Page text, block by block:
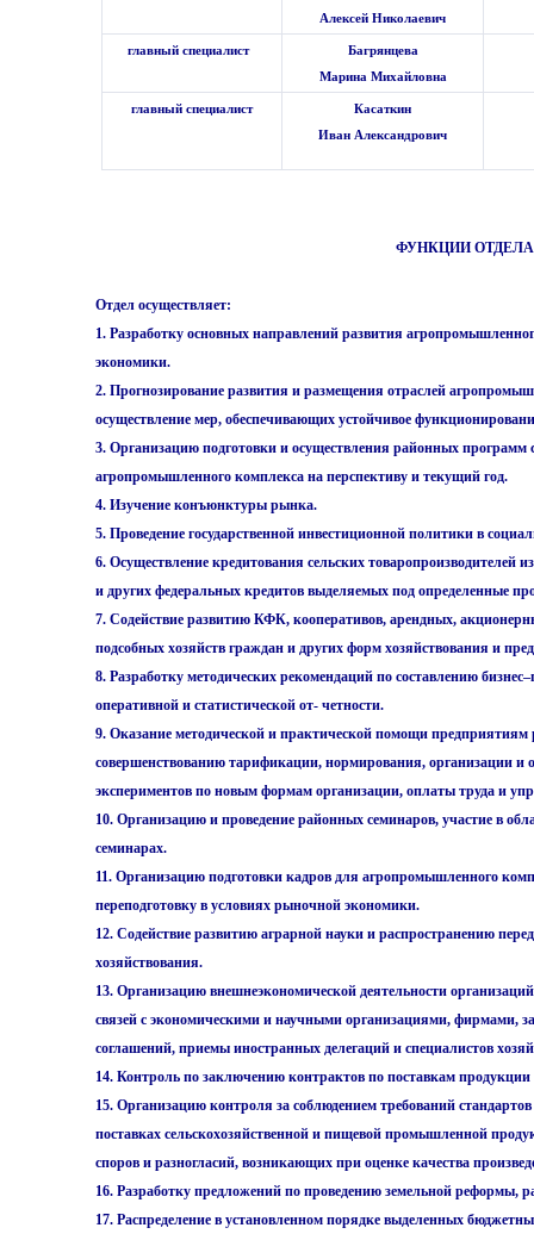
Алексей Николаевич
главный специалист
Багрянцева
Марина Михайловна
главный специалист
Касаткин
Иван Александрович
ФУНКЦИИ
Отдел осуществляет:
1. Разработку основных направлений развития
экономики.
2. Прогнозирование развития и размещения отраслей
осуществление мер, обеспечивающих устойчивое
3. Организацию подготовки и осуществления районных программ
агропромышленного комплекса на перспективу и текущий год.
4. Изучение конъюнктуры рынка.
5. Проведение государственной инвестиционной политики в
6. Осуществление кредитования сельских товаропроизводителей
и других федеральных кредитов выделяемых под определенные
7. Содействие развитию КФК, кооперативов, арендных,
подсобных хозяйств граждан и других форм хозяйствования и
8. Разработку методических рекомендаций по составлению
оперативной и статистической от- четности.
9. Оказание методической и практической помощи предприятиям
совершенствованию тарификации, нормирования, организации и
экспериментов по новым формам организации, оплаты труда и
10. Организацию и проведение районных семинаров, участие в
семинарах.
11. Организацию подготовки кадров для агропромышленного
переподготовку в условиях рыночной экономики.
12. Содействие развитию аграрной науки и распространению
хозяйствования.
13. Организацию внешнеэкономической деятельности
связей с экономическими и научными организациями, фирмами,
соглашений, приемы иностранных делегаций и специалистов
14. Контроль по заключению контрактов по поставкам
15. Организацию контроля за соблюдением требований
поставках сельскохозяйственной и пищевой промышленной
споров и разногласий, возникающих при оценке качества
16. Разработку предложений по проведению земельной реформы,
17. Распределение в установленном порядке выделенных